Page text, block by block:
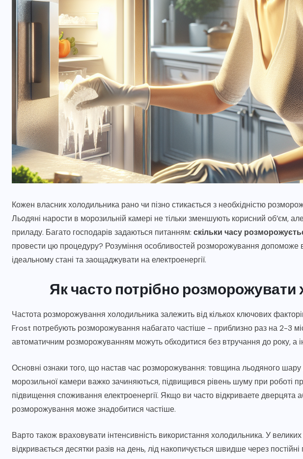
Кожен власник холодильника рано чи пізно стикається з необхідністю
Льодяні нарости в морозильній камері не тільки зменшують корисний об’єм,
приладу. Багато господарів задаються питанням: скільки часу
провести цю процедуру? Розуміння особливостей розморожування допоможе
ідеальному стані та заощаджувати на електроенергії.
Як часто потрібно
Частота розморожування холодильника залежить від кількох ключових
Frost потребують розморожування набагато частіше – приблизно раз на 2-3
автоматичним розморожуванням можуть обходитися без втручання до року, а
Основні ознаки того, що настав час розморожування: товщина льодяного шару
морозильної камери важко зачиняються, підвищився рівень шуму при роботі
підвищення споживання електроенергії. Якщо ви часто відкриваете дверцята
розморожування може знадобитися частіше.
Варто також враховувати інтенсивність використання холодильника. У
відкривається десятки разів на день, лід накопичується швидше через